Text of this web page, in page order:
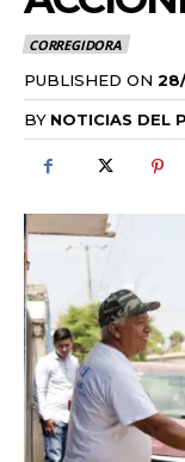
CORREGIDORA
PUBLISHED ON
BY NOTICIAS DEL